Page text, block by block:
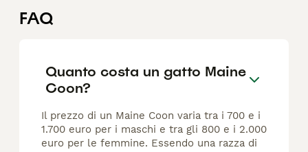
FAQ
Quanto costa un gatto Maine
Coon?
Il prezzo di un Maine Coon varia tra i 700 e i
1.700 euro per i maschi e tra gli 800 e i 2.000
euro per le femmine. Essendo una razza di